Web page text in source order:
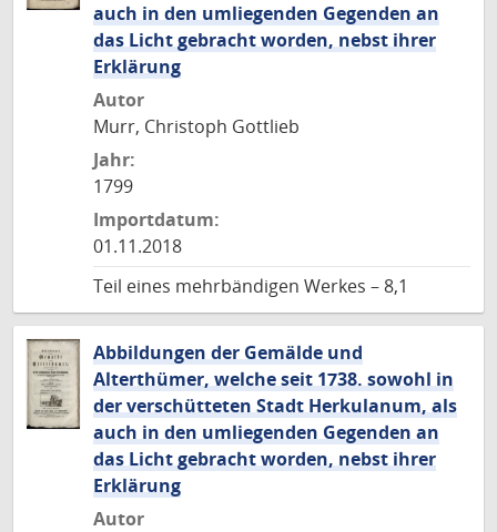
auch in den umliegenden Gegenden an
das Licht gebracht worden, nebst ihrer
Erklärung
Autor
Murr, Christoph Gottlieb
Jahr:
1799
Importdatum:
01.11.2018
Teil eines mehrbändigen Werkes – 8,1
Abbildungen der Gemälde und
Alterthümer, welche seit 1738. sowohl in
der verschütteten Stadt Herkulanum, als
auch in den umliegenden Gegenden an
das Licht gebracht worden, nebst ihrer
Erklärung
Autor